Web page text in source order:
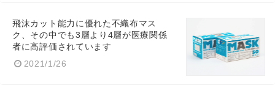
飛沫カット能力に優れた不織布マス
ク、その中でも3層より4層が医療関係
者に高評価されています
2021/1/26